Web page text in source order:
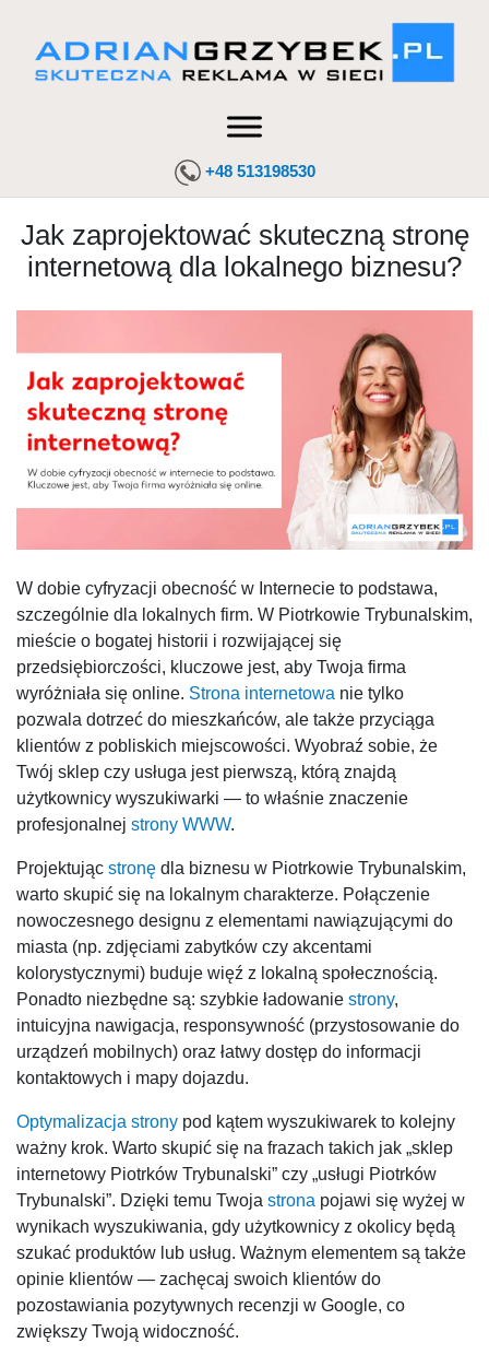
+48 513198530
Jak zaprojektować skuteczną stronę
internetową dla lokalnego biznesu?
W dobie cyfryzacji obecność w Internecie to podstawa,
szczególnie dla lokalnych firm. W Piotrkowie Trybunalskim,
mieście o bogatej historii i rozwijającej się
przedsiębiorczości, kluczowe jest, aby Twoja firma
wyróżniała się online. Strona internetowa nie tylko
pozwala dotrzeć do mieszkańców, ale także przyciąga
klientów z pobliskich miejscowości. Wyobraź sobie, że
Twój sklep czy usługa jest pierwszą, którą znajdą
użytkownicy wyszukiwarki — to właśnie znaczenie
profesjonalnej strony WWW.
Projektując stronę dla biznesu w Piotrkowie Trybunalskim,
warto skupić się na lokalnym charakterze. Połączenie
nowoczesnego designu z elementami nawiązującymi do
miasta (np. zdjęciami zabytków czy akcentami
kolorystycznymi) buduje więź z lokalną społecznością.
Ponadto niezbędne są: szybkie ładowanie strony,
intuicyjna nawigacja, responsywność (przystosowanie do
urządzeń mobilnych) oraz łatwy dostęp do informacji
kontaktowych i mapy dojazdu.
Optymalizacja strony pod kątem wyszukiwarek to kolejny
ważny krok. Warto skupić się na frazach takich jak „sklep
internetowy Piotrków Trybunalski” czy „usługi Piotrków
Trybunalski”. Dzięki temu Twoja strona pojawi się wyżej w
wynikach wyszukiwania, gdy użytkownicy z okolicy będą
szukać produktów lub usług. Ważnym elementem są także
opinie klientów — zachęcaj swoich klientów do
pozostawiania pozytywnych recenzji w Google, co
zwiększy Twoją widoczność.